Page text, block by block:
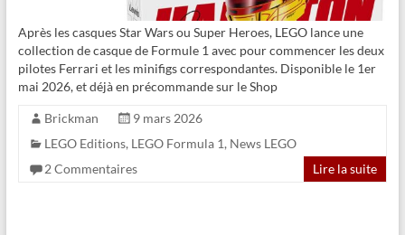
Après les casques Star Wars ou Super Heroes, LEGO lance une
collection de casque de Formule 1 avec pour commencer les deux
pilotes Ferrari et les minifigs correspondantes. Disponible le 1er
mai 2026, et déjà en précommande sur le Shop
Brickman
9 mars 2026
LEGO Editions, LEGO Formula 1, News LEGO
2 Commentaires
Lire la suite